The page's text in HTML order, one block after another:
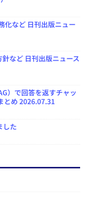
化など 日刊出版ニュー
など 日刊出版ニュース
）で回答を返すチャッ
とめ 2026.07.31
した